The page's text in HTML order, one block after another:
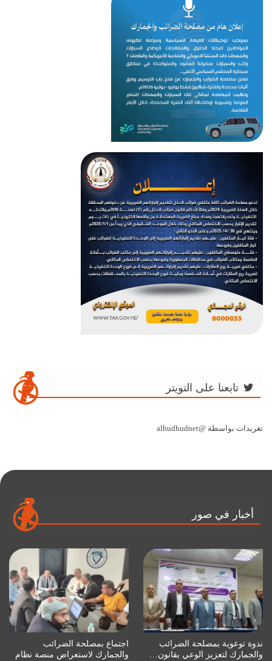
تابعنا على التويتر
تغريدات بواسطة @alhudhudnet
أخبار في صور
ندوة توعوية بمصلحة الضرائب
والجمارك لتعزيز الوعي بقانون…
اجتماع بمصلحة الضرائب
والجمارك لاستعراض منصة نظام